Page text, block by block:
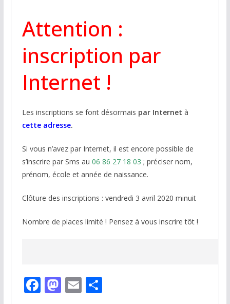
Attention :
inscription par
Internet !
Les inscriptions se font désormais par Internet à
cette adresse.
Si vous n’avez par Internet, il est encore possible de
s’inscrire par Sms au 06 86 27 18 03 ; préciser nom,
prénom, école et année de naissance.
Clôture des inscriptions : vendredi 3 avril 2020 minuit
Nombre de places limité ! Pensez à vous inscrire tôt !
F M E P